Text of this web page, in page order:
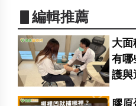
▋編輯推薦
大面
有哪
護與